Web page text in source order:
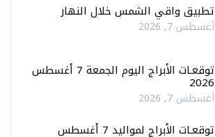
تطبيق واقي الشمس خلال النهار
أغسطس 7, 2026
توقعـات الأبراج اليوم الجمعة 7 أغسطس
2026
أغسطس 7, 2026
توقعـات الأبراج لمواليد 7 أغسطس